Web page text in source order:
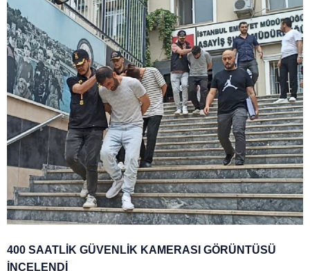
400 SAATLİK GÜVENLİK KAMERASI GÖRÜNTÜSÜ
İNCELENDİ